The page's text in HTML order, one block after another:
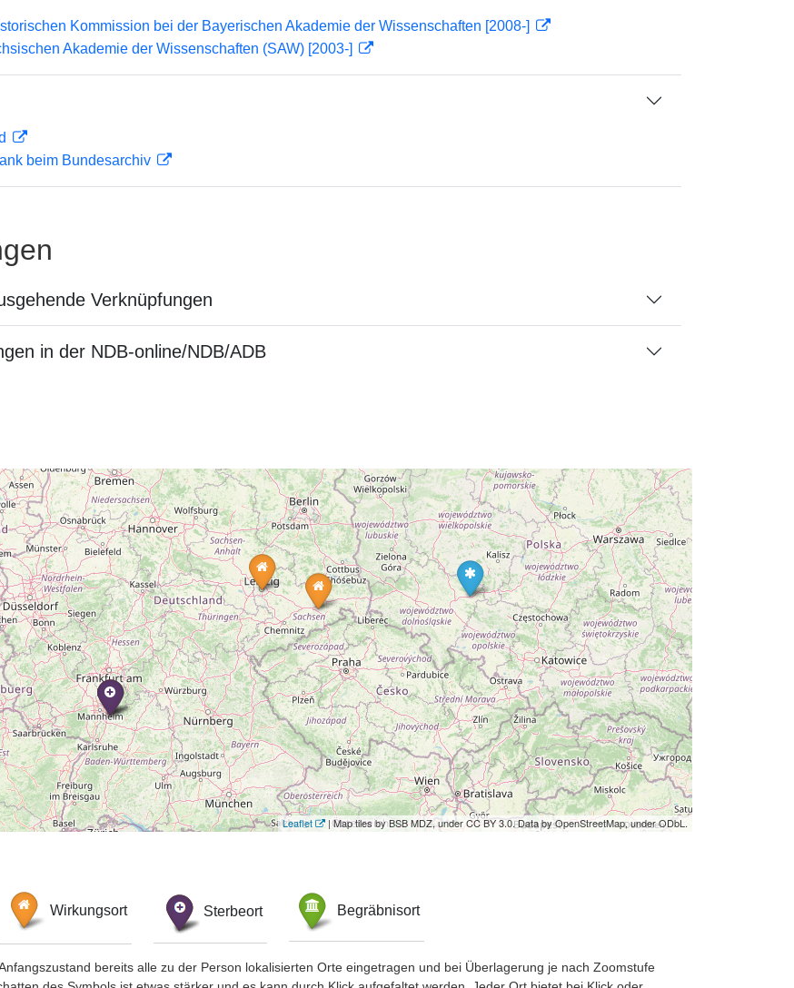
Kommission bei der Bayerischen Akademie der Wissenschaften [2008-]
Akademie der Wissenschaften (SAW) [2003-]
beim Bundesarchiv
Verknüpfungen
in der NDB-online/NDB/ADB
Leaflet | Map tiles by BSB MDZ, under CC BY 3.0. Data by OpenStreetMap, under ODbL.
Wirkungsort Sterbeort Begräbnisort
bereits alle zu der Person lokalisierten Orte eingetragen und bei Überlagerung je nach Zoomstufe